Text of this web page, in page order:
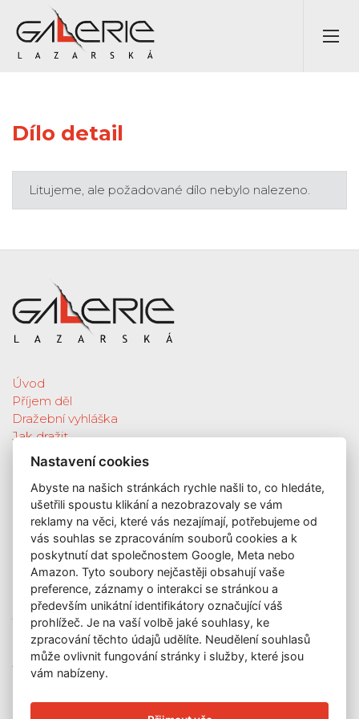
Dílo detail
Litujeme, ale požadované dílo nebylo nalezeno.
Úvod
Příjem děl
Dražební vyhláška
Jak dražit
Galerie
Katalog vydražených děl
O nás
GDPR
Kontakt
KONTAKT
GALERIE LAZARSKÁ
Lazarská 7
110 00 Praha 1
E-mail:
info@galerielazarska.cz
Telefon:
+420 222 523 739
Nastavení cookies
Abyste na našich stránkách rychle našli to, co hledáte,
ušetřili spoustu klikání a nezobrazovaly se vám
reklamy na věci, které vás nezajímají, potřebujeme od
vás souhlas se zpracováním souborů cookies a k
poskytnutí dat společnostem Google, Meta nebo
Amazon. Tyto soubory nejčastěji obsahují vaše
preference, záznamy o interakci se stránkou a
především unikátní identifikátory označující váš
prohlížeč. Je na vaší volbě jaké souhlasy, ke
zpracování těchto údajů udělíte. Neudělení souhlasů
může ovlivnit fungování stránky i služby, které jsou
vám nabízeny.